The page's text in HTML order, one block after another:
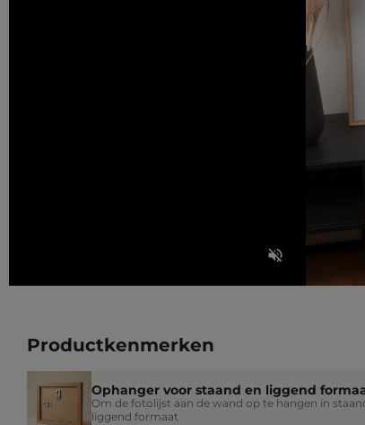
Productkenmerken
Ophanger voor staand en liggend
Om de fotolijst aan de wand op te hangen in
liggend formaat